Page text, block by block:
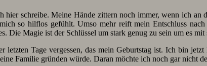
hier schreibe. Meine Hände zittern noch immer, wenn ich an
so hilflos gefühlt. Umso mehr reift mein Entschluss nach
Die Magie ist der Schlüssel um stark genug zu sein um es
letzten Tage vergessen, das mein Geburtstag ist. Ich bin
Familie gründen würde. Daran möchte ich noch gar nicht